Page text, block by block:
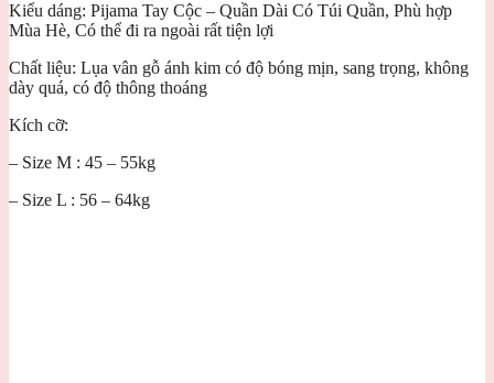
Kiểu dáng: Pijama Tay Cộc – Quần Dài Có Túi Quần, Phù hợp
Mùa Hè, Có thể đi ra ngoài rất tiện lợi
Chất liệu: Lụa vân gỗ ánh kim có độ bóng mịn, sang trọng, không
dày quá, có độ thông thoáng
Kích cỡ:
– Size M : 45 – 55kg
– Size L : 56 – 64kg